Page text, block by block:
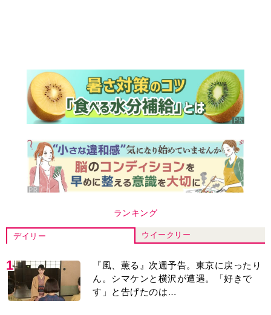
ランキング
デイリー ウイークリー
1
『風、薫る』次週予告。東京に戻ったり
ん。シマケンと横沢が遭遇。「好きで
す」と告げたのは…